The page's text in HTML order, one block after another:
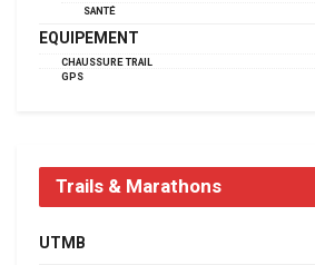
SANTÉ
EQUIPEMENT
CHAUSSURE TRAIL
GPS
Trails & Marathons
UTMB